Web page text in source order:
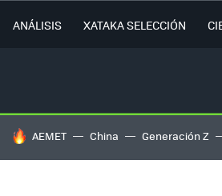
ANÁLISIS XATAKA SELECCIÓN
HOY SE HABLA DE
AEMET China Generación Z